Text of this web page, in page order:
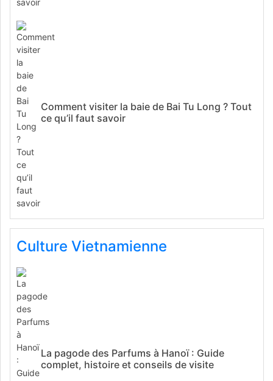
Comment visiter la baie de Bai Tu Long ? Tout
ce qu’il faut savoir
Culture Vietnamienne
La pagode des Parfums à Hanoï : Guide
complet, histoire et conseils de visite